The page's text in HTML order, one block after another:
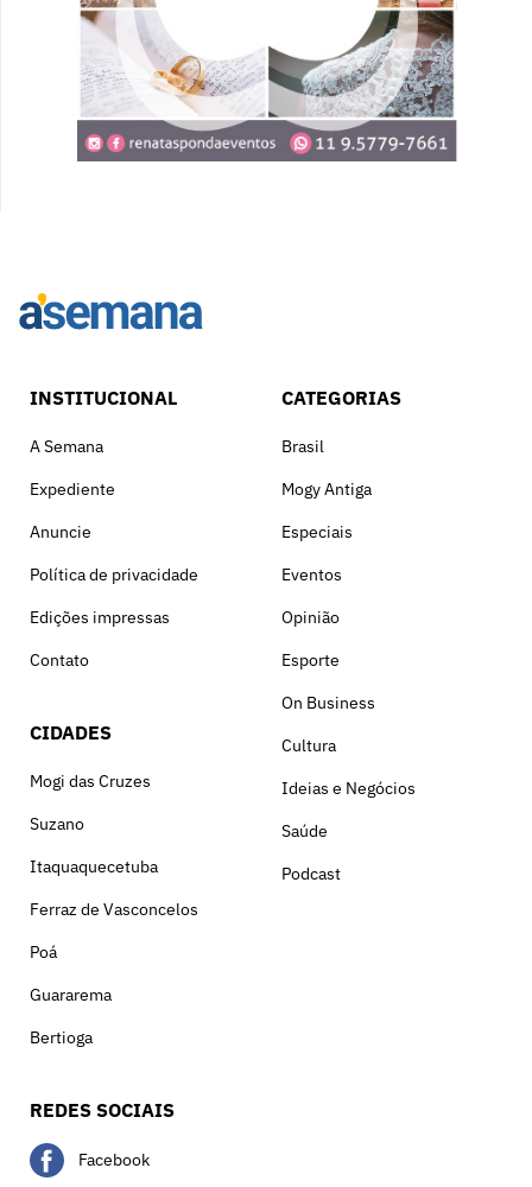
INSTITUCIONAL
A Semana
Expediente
Anuncie
Política de privacidade
Edições impressas
Contato
CIDADES
Mogi das Cruzes
Suzano
Itaquaquecetuba
Ferraz de Vasconcelos
Poá
Guararema
Bertioga
CATEGORIAS
Brasil
Mogy Antiga
Especiais
Eventos
Opinião
Esporte
On Business
Cultura
Ideias e Negócios
Saúde
Podcast
REDES SOCIAIS
Facebook